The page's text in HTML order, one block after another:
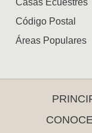
Casas Ecuestres
Código Postal
Áreas Populares